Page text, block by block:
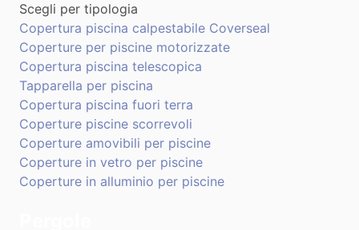
Scegli per tipologia
Copertura piscina calpestabile Coverseal
Coperture per piscine motorizzate
Copertura piscina telescopica
Tapparella per piscina
Copertura piscina fuori terra
Coperture piscine scorrevoli
Coperture amovibili per piscine
Coperture in vetro per piscine
Coperture in alluminio per piscine